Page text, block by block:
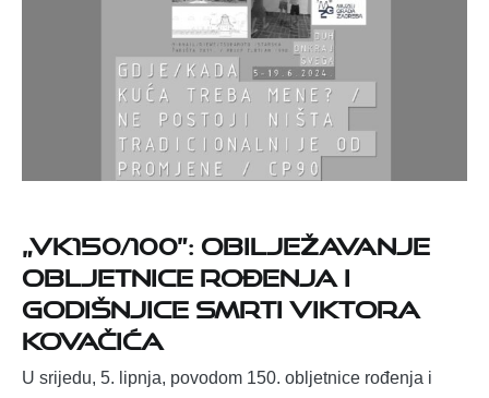
„VK150/100”: obilježavanje
obljetnice rođenja i
godišnjice smrti Viktora
Kovačića
U srijedu, 5. lipnja, povodom 150. obljetnice rođenja i